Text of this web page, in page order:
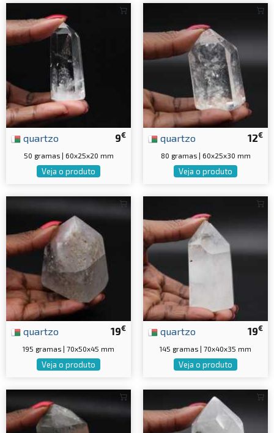
9€
quartzo
50 gramas | 60x25x20 mm
Veja o produto
12€
quartzo
80 gramas | 60x25x30 mm
Veja o produto
19€
quartzo
195 gramas | 70x50x45 mm
Veja o produto
19€
quartzo
145 gramas | 70x40x35 mm
Veja o produto